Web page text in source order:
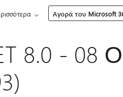
Αγορά του Microsoft
8.0 - 08